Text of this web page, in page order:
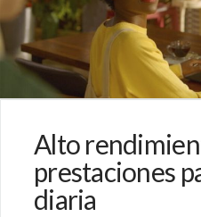
Alto
prestaciones
diaria